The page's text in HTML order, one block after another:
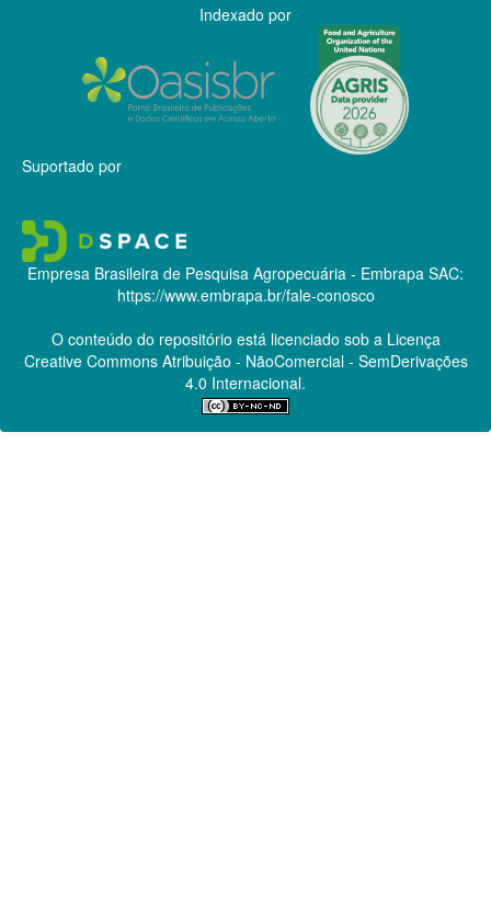
Indexado por
Suportado por
Empresa Brasileira de Pesquisa Agropecuária - Embrapa SAC:
https://www.embrapa.br/fale-conosco
O conteúdo do repositório está licenciado sob a Licença
Creative CommonsAtribuição - NãoComercial - SemDerivações
4.0 Internacional.